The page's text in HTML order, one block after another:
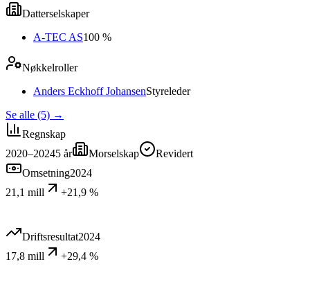
Datterselskaper
A-TEC AS100 %
Nøkkelroller
Anders Eckhoff JohansenStyreleder
Se alle (5) →
Regnskap
2020–20245 år Morselskap
Revidert
Omsetning2024
21,1 mill
+21,9 %
Driftsresultat2024
17,8 mill
+29,4 %